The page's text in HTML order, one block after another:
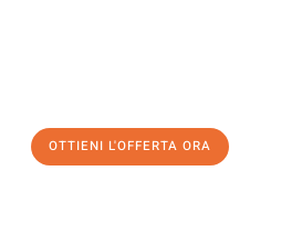
OTTIENI L'OFFERTA ORA